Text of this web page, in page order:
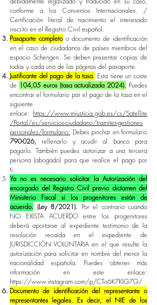
conforme a los Convenios Internacionales. /
Certificación literal de nacimiento el interesado
inscrito en el Registro Civil español.
Pasaporte completoo documento de identificación
en el caso de ciudadanos de países miembros del
espacio Schengen. Se deben presentar copias de
todas y cada una de las páginas del pasaporte.
Justificante del pago de la tasa. Esta tiene un coste
de 104,05 euros (tasa actualizada 2024). Puedes
encontrar el formulario par el pago de la tasa en el
siguiente
enlace: https://www.mjusticia.gob.es/cs/Satellite
/Portal/es/servicios-ciudadano/tramites-gestiones-
personales/formulario. Debes pinchar en formulario
790-026, rellenarlo y acudir al banco para
pagarlo. También puedes autorizar a una tercera
persona (abogado) para que realice el pago por
ti.
Ya no es necesario solicitar la Autorización del
encargado del Registro Civil previo dictamen del
Ministerio Fiscal si los progenitores están de
acuerdo. (Ley 8/2021). Por el contrario cuando
NO EXISTA ACUERDO entre los progenitores
deberá aportarse al expediente testimonio de la
resolución recaída en el expediente de
JURISDICCIÓN VOLUNTARIA en el que resulte la
autorización para solicitar en nombre del menor la
nacionalidad española. Puedes obtener más
información en este enlace:
https://www.instagram.com/p/CTo6K7KIG7G/
Documento de identificación del representante o
representantes legales. Es decir, el NIE de los